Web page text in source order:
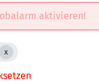
aktivieren!